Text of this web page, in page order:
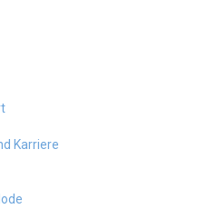
Karriere